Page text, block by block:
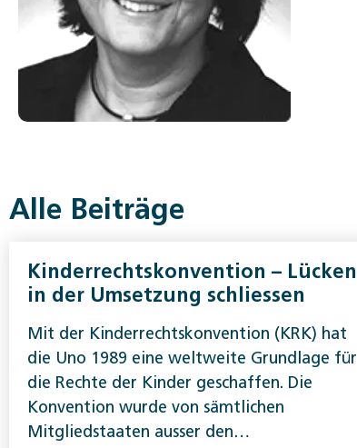
Alle Beiträge
Kinderrechtskonvention – Lücken
in der Umsetzung schliessen
Mit der Kinderrechtskonvention (KRK) hat
die Uno 1989 eine weltweite Grundlage für
die Rechte der Kinder geschaffen. Die
Konvention wurde von sämtlichen
Mitgliedstaaten ausser den…